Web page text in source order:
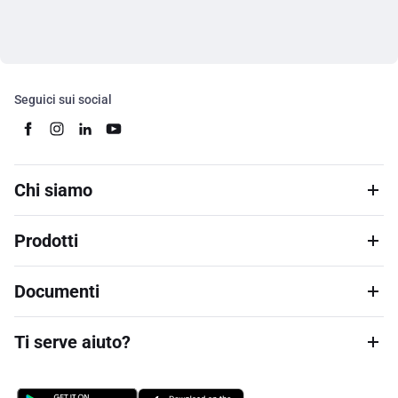
Seguici sui social
Chi siamo
Prodotti
Documenti
Ti serve aiuto?